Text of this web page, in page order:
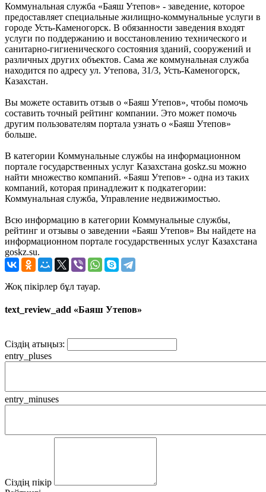
Коммунальная служба «Баяш Утепов» - заведение, которое
предоставляет специальные жилищно-коммунальные услуги в
городе Усть-Каменогорск. В обязанности заведения входят
услуги по поддержанию и восстановлению технического и
санитарно-гигиенического состояния зданий, сооружений и
различных других объектов. Сама же коммунальная служба
находится по адресу ул. Утепова, 31/3, Усть-Каменогорск,
Казахстан.
Вы можете оставить отзыв о «Баяш Утепов», чтобы помочь
составить точный рейтинг компании. Это может помочь
другим пользователям портала узнать о «Баяш Утепов»
больше.
В категории Коммунальные службы на информационном
портале государственных услуг Казахстана goskz.su можно
найти множество компаний. «Баяш Утепов» - одна из таких
компаний, которая принадлежит к подкатегории:
Коммунальная служба, Управление недвижимостью.
Всю информацию в категории Коммунальные службы,
рейтинг и отзывы о заведении «Баяш Утепов» Вы найдете на
информационном портале государственных услуг Казахстана
goskz.su.
Жоқ пікірлер бұл тауар.
text_review_add «Баяш Утепов»
Сіздің атыңыз:
entry_pluses
entry_minuses
Сіздің пікір